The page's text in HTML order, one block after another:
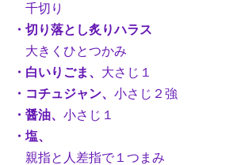
千切り
・切り落とし炙りハラス
大きくひとつかみ
・白いりごま、 大さじ１
・コチュジャン、 小さじ２強
・醤油、 小さじ１
・塩、
親指と人差指で１つまみ